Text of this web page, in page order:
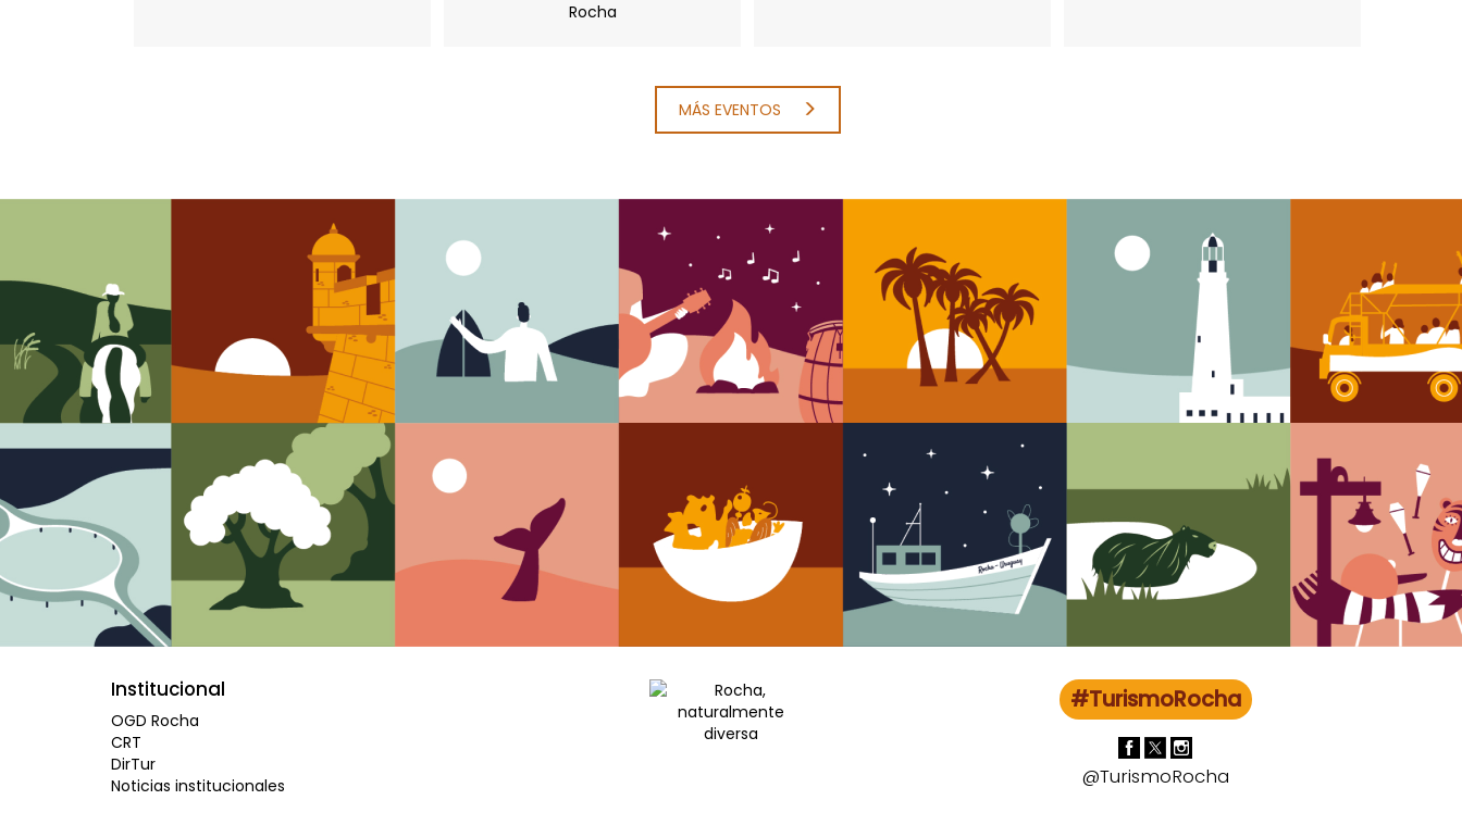
Rocha
MÁS EVENTOS
Institucional
OGD Rocha
CRT
DirTur
Noticias institucionales
#TurismoRocha
@TurismoRocha